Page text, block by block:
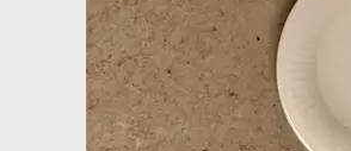
OPBEVARING - BAKKER
PORCELÆN - SERVICE
PUDER
SKULPTURER + FIGURER